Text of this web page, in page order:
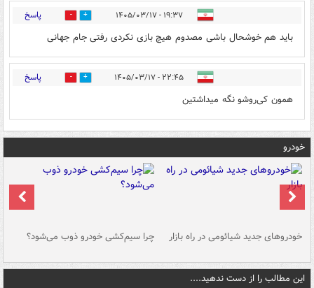
۱۹:۳۷ - ۱۴۰۵/۰۳/۱۷ 5 پاسخ
باید هم خوشحال باشی مصدوم هیچ بازی نکردی رفتی جام جهانی
۲۲:۴۵ - ۱۴۰۵/۰۳/۱۷ 0 پاسخ
همون کی‌روشو نگه میداشتین
خودرو
خودروهای جدید شیائومی در راه بازار چرا سیم‌کشی خودرو ذوب می‌شود؟
این مطالب را از دست ندهید....